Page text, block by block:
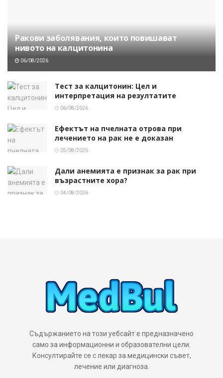
Ракови заболявания, които повишават
нивото на калцитонина
06/08/2026
Тест за калцитонин: Цел и
интерпретация на резултатите
06/08/2026
Ефектът на пчелната отрова при
лечението на рак не е доказан
05/08/2026
Дали анемията е признак за рак при
възрастните хора?
04/08/2026
Съдържанието на този уебсайт е предназначено
само за информационни и образователни цели.
Консултирайте се с лекар за медицински съвет,
лечение или диагноза.